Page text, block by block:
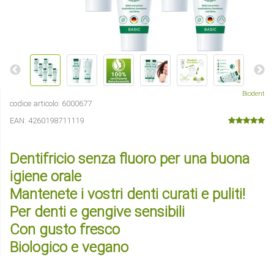
Biodent
codice articolo: 6000677
EAN: 4260198711119
Dentifricio senza fluoro per una buona
igiene orale
Mantenete i vostri denti curati e puliti!
Per denti e gengive sensibili
Con gusto fresco
Biologico e vegano